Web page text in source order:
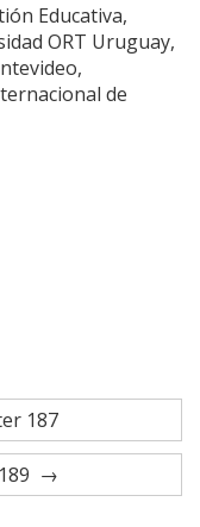
Educativa,
ORT Uruguay,
de
187